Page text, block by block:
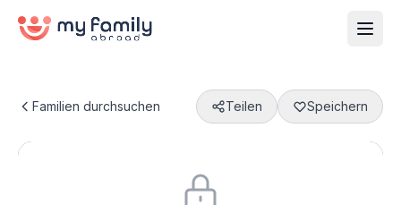
Familien durchsuchen Teilen Speichern